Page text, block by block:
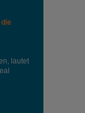
die
lautet